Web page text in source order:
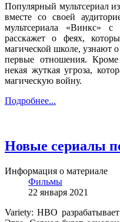
Популярный мультсериал
вместе со своей
мультсериала «Винкс»
расскажет о феях,
магической школе, узнают
первые отношения. Кроме
некая жуткая угроза,
магическую войну.
Подробнее...
Новые сериалы
Информация о материале
Фильмы
22 января 2021
Variety: HBO